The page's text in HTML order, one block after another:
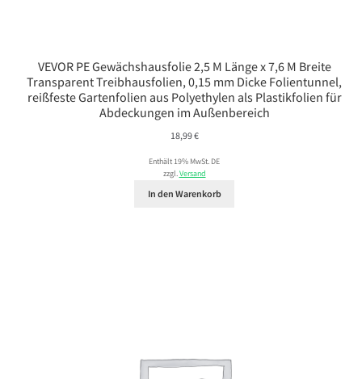
VEVOR PE Gewächshausfolie 2,5 M Länge x 7,6 M Breite
Transparent Treibhausfolien, 0,15 mm Dicke Folientunnel,
reißfeste Gartenfolien aus Polyethylen als Plastikfolien für
Abdeckungen im Außenbereich
18,99€
Enthält 19% MwSt. DE
zzgl.Versand
In den Warenkorb